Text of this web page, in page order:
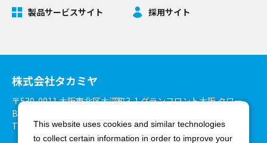
製品サービスサイト 採用サイト
株式会社タカミヤ
〒530-0011 大阪市北区大深町3-1 グランフロント大阪 タワー
B27階
TEL：06-6375-3900 FAX：06-6375-8825
This website uses cookies and similar technologies
to collect certain information in order to improve your